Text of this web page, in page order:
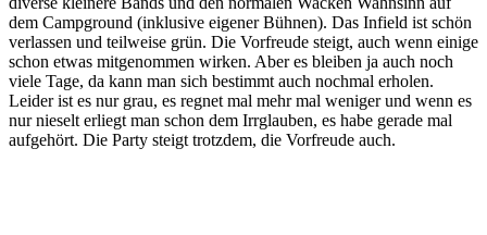
dem Campground (inklusive eigener Bühnen). Das Infield ist schön
verlassen und teilweise grün. Die Vorfreude steigt, auch wenn einige
schon etwas mitgenommen wirken. Aber es bleiben ja auch noch
viele Tage, da kann man sich bestimmt auch nochmal erholen.
Leider ist es nur grau, es regnet mal mehr mal weniger und wenn es
nur nieselt erliegt man schon dem Irrglauben, es habe gerade mal
aufgehört. Die Party steigt trotzdem, die Vorfreude auch.